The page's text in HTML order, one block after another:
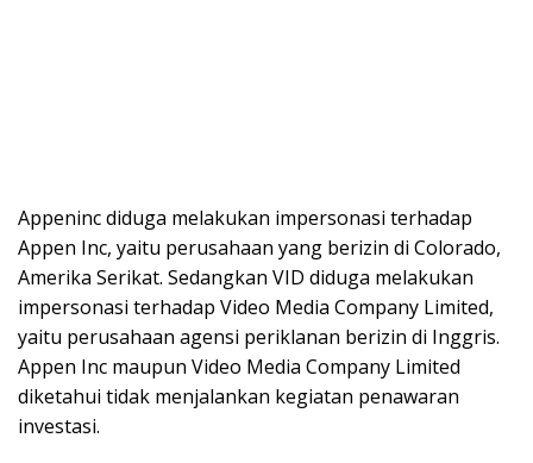
Appeninc diduga melakukan impersonasi terhadap
Appen Inc, yaitu perusahaan yang berizin di Colorado,
Amerika Serikat. Sedangkan VID diduga melakukan
impersonasi terhadap Video Media Company Limited,
yaitu perusahaan agensi periklanan berizin di Inggris.
Appen Inc maupun Video Media Company Limited
diketahui tidak menjalankan kegiatan penawaran
investasi.